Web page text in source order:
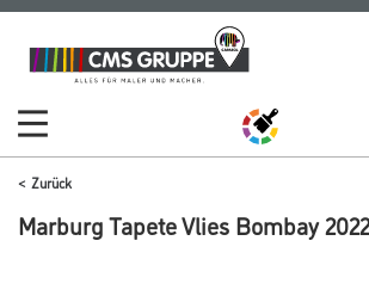
Zum
Inhalt
Zum
Navigationsmenü
Zurück
Marburg Tapete Vlies Bombay 2022